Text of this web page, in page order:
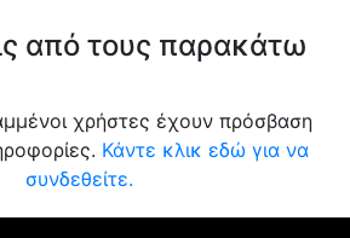
από τους παρακάτω
χρήστες έχουν πρόσβαση
Κάντε κλικ εδώ για να
συνδεθείτε.